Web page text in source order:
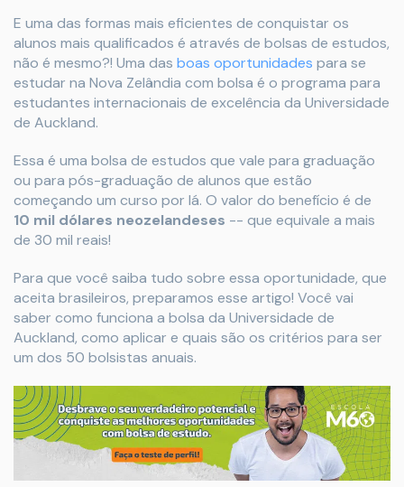
E uma das formas mais eficientes de conquistar os
alunos mais qualificados é através de bolsas de estudos,
não é mesmo?! Uma das boas oportunidades para se
estudar na Nova Zelândia com bolsa é o programa para
estudantes internacionais de excelência da Universidade
de Auckland.
Essa é uma bolsa de estudos que vale para graduação
ou para pós-graduação de alunos que estão
começando um curso por lá. O valor do benefício é de
10 mil dólares neozelandeses -- que equivale a mais
de 30 mil reais!
Para que você saiba tudo sobre essa oportunidade, que
aceita brasileiros, preparamos esse artigo! Você vai
saber como funciona a bolsa da Universidade de
Auckland, como aplicar e quais são os critérios para ser
um dos 50 bolsistas anuais.